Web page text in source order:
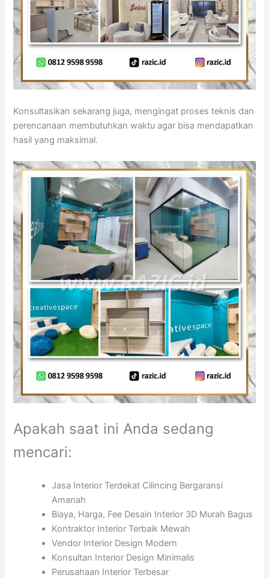
Konsultasikan sekarang juga, mengingat proses teknis dan
perencanaan membutuhkan waktu agar bisa mendapatkan
hasil yang maksimal.
Apakah saat ini Anda sedang
mencari:
Jasa Interior Terdekat Cilincing Bergaransi
Amanah
Biaya, Harga, Fee Desain Interior 3D Murah Bagus
Kontraktor Interior Terbaik Mewah
Vendor Interior Design Modern
Konsultan Interior Design Minimalis
Perusahaan Interior Terbesar